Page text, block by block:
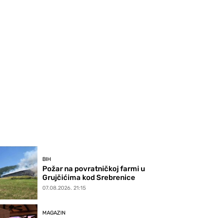
BIH
Požar na povratničkoj farmi u
Grujčićima kod Srebrenice
07.08.2026. 21:15
MAGAZIN